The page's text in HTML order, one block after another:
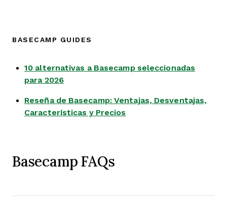
BASECAMP GUIDES
10 alternativas a Basecamp seleccionadas
para 2026Opens new window
Reseña de Basecamp: Ventajas, Desventajas,
Características y Precios
Basecamp FAQs